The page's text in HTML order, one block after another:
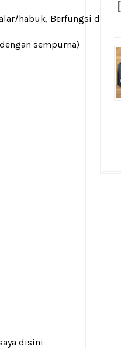
habuk, Berfungsi dengan
sempurna)
disini